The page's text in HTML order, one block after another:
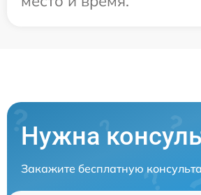
Нужна
Закажите бесплатную